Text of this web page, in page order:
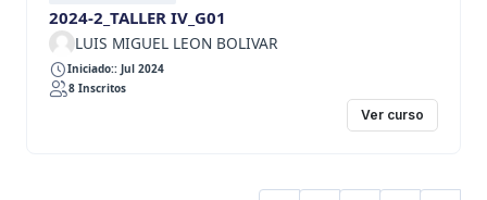
2024-2_TALLER IV_G01
LUIS MIGUEL LEON BOLIVAR
Iniciado:: Jul 2024
8 Inscritos
Ver curso